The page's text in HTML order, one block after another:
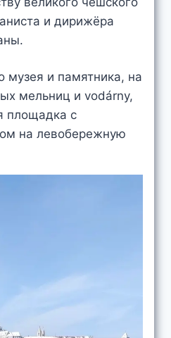
и дирижёра
и памятника, на
мельниц и vodárny,
площадка с
на левобережную